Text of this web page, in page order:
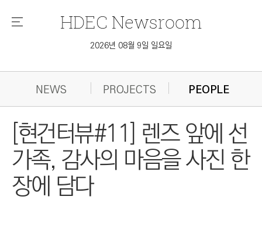
메
HDEC Newsroom
2026년 08월 9일 일요일
NEWS PROJECTS PEOPLE
[현건터뷰#11] 렌즈 앞에 선
가족, 감사의 마음을 사진 한
장에 담다